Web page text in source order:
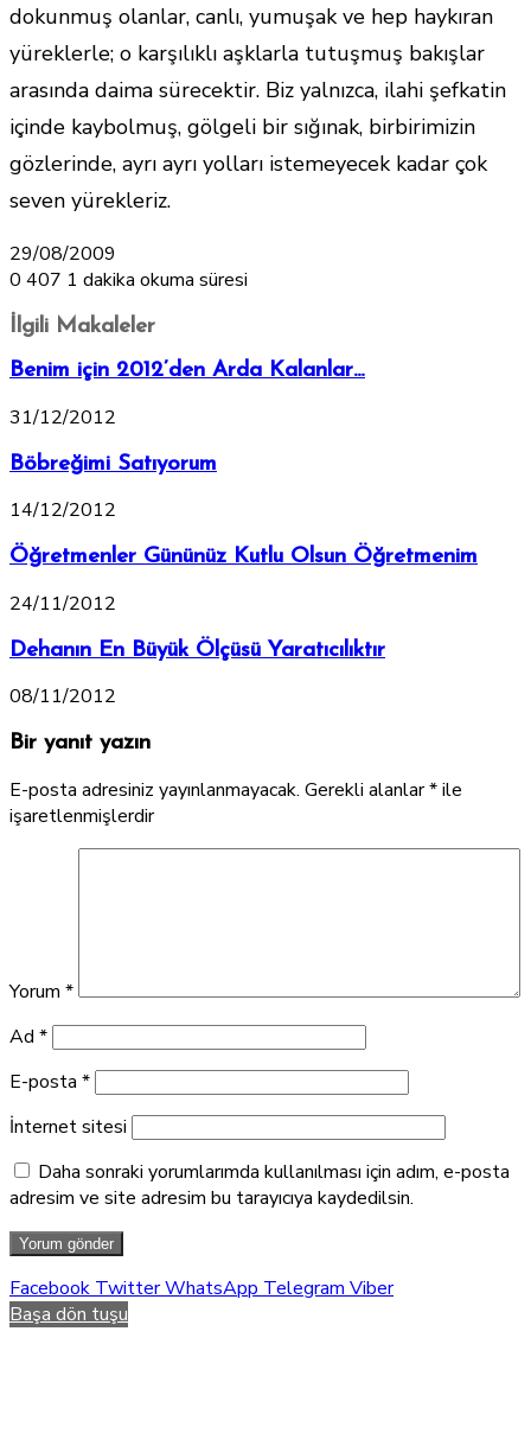
dokunmuş olanlar, canlı, yumuşak ve hep haykıran
yüreklerle; o karşılıklı aşklarla tutuşmuş bakışlar
arasında daima sürecektir. Biz yalnızca, ilahi şefkatin
içinde kaybolmuş, gölgeli bir sığınak, birbirimizin
gözlerinde, ayrı ayrı yolları istemeyecek kadar çok
seven yürekleriz.
29/08/2009
0 407 1 dakika okuma süresi
İlgili Makaleler
Benim için 2012’den Arda Kalanlar…
31/12/2012
Böbreğimi Satıyorum
14/12/2012
Öğretmenler Gününüz Kutlu Olsun Öğretmenim
24/11/2012
Dehanın En Büyük Ölçüsü Yaratıcılıktır
08/11/2012
Bir yanıt yazın
E-posta adresiniz yayınlanmayacak. Gerekli alanlar*ile
işaretlenmişlerdir
Yorum *
Ad *
E-posta *
İnternet sitesi
Daha sonraki yorumlarımda kullanılması için adım, e-posta
adresim ve site adresim bu tarayıcıya kaydedilsin.
Facebook TwitterWhatsApp Telegram Viber
Başa dön tuşu